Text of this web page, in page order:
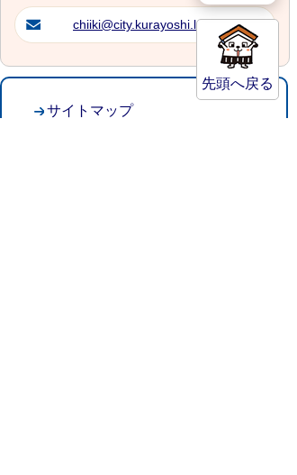
chiiki@city.kurayoshi.lg.jp
先頭へ戻る
サイトマップ